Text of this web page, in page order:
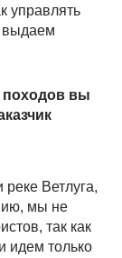
управлять
выдаем
походов вы
Ветлуга,
мы не
так как
идем только